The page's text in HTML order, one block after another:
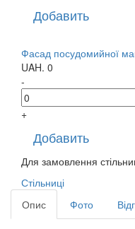
Добавить
Фасад посудомийної
UAH. 0
-
+
Добавить
Для замовлення
Стільниці
Опис
Фото